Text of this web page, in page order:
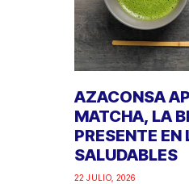
AZACONSA
MATCHA, LA
PRESENTE
SALUDABLES
22 JULIO, 2026